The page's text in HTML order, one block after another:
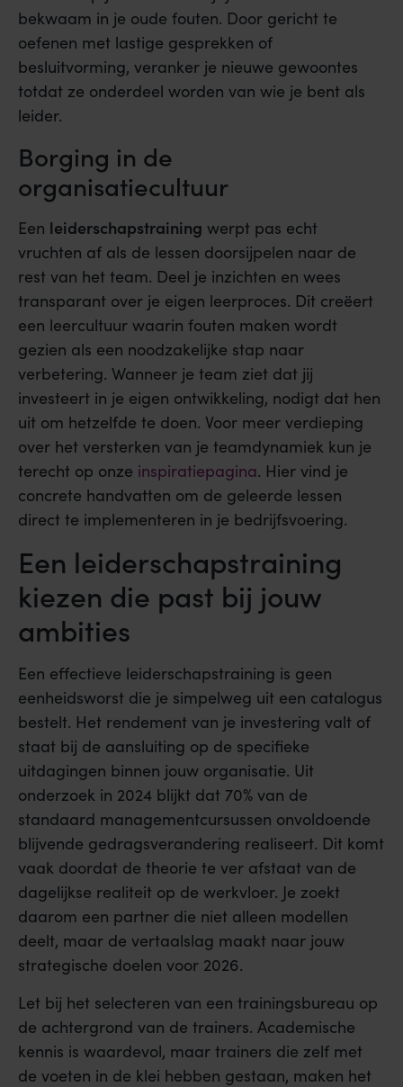
bekwaam in je oude fouten. Door gericht te
oefenen met lastige gesprekken of
besluitvorming, veranker je nieuwe gewoontes
totdat ze onderdeel worden van wie je bent als
leider.
Borging in de
organisatiecultuur
Een leiderschapstraining werpt pas echt
vruchten af als de lessen doorsijpelen naar de
rest van het team. Deel je inzichten en wees
transparant over je eigen leerproces. Dit creëert
een leercultuur waarin fouten maken wordt
gezien als een noodzakelijke stap naar
verbetering. Wanneer je team ziet dat jij
investeert in je eigen ontwikkeling, nodigt dat hen
uit om hetzelfde te doen. Voor meer verdieping
over het versterken van je teamdynamiek kun je
terecht op onze inspiratiepagina. Hier vind je
concrete handvatten om de geleerde lessen
direct te implementeren in je bedrijfsvoering.
Een leiderschapstraining
kiezen die past bij jouw
ambities
Een effectieve leiderschapstraining is geen
eenheidsworst die je simpelweg uit een catalogus
bestelt. Het rendement van je investering valt of
staat bij de aansluiting op de specifieke
uitdagingen binnen jouw organisatie. Uit
onderzoek in 2024 blijkt dat 70% van de
standaard managementcursussen onvoldoende
blijvende gedragsverandering realiseert. Dit komt
vaak doordat de theorie te ver afstaat van de
dagelijkse realiteit op de werkvloer. Je zoekt
daarom een partner die niet alleen modellen
deelt, maar de vertaalslag maakt naar jouw
strategische doelen voor 2026.
Let bij het selecteren van een trainingsbureau op
de achtergrond van de trainers. Academische
kennis is waardevol, maar trainers die zelf met
de voeten in de klei hebben gestaan, maken het